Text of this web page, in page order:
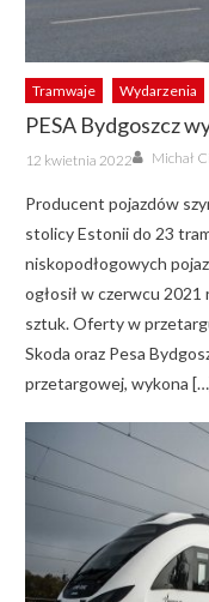
Tramwaje Wydarzenia
PESA Bydgoszcz
Posted
on
12 kwietnia 2022 Author
Michał
Producent pojazdów
stolicy Estonii do 23
niskopodłogowych
ogłosił w czerwcu
sztuk. Oferty w
Skoda oraz Pesa
przetargowej, wykona